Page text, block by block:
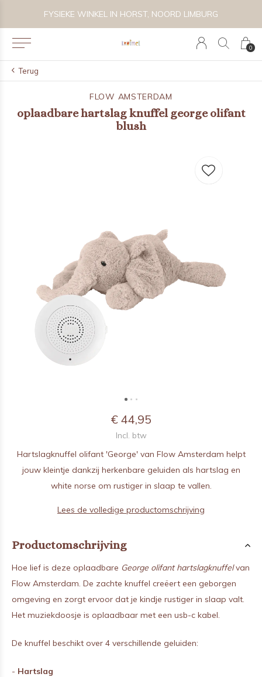
0
VOLG KRUIMEL VIA INSTAGRAM @KRUIMELKIDSBOUTIQUE
Terug
FLOW AMSTERDAM
oplaadbare hartslag knuffel george olifant
blush
€ 44,95
Incl. btw
Hartslagknuffel olifant 'George' van Flow Amsterdam helpt
jouw kleintje dankzij herkenbare geluiden als hartslag en
white norse om rustiger in slaap te vallen.
Lees de volledige productomschrijving
Productomschrijving
Hoe lief is deze oplaadbare George olifant hartslagknuffelvan
Flow Amsterdam. De zachte knuffel creëert een geborgen
omgeving en zorgt ervoor dat je kindje rustiger in slaap valt.
Het muziekdoosje is oplaadbaar met een usb-c kabel.
De knuffel beschikt over 4 verschillende geluiden:
- Hartslag